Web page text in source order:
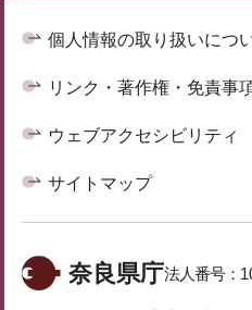
個人情報の取り扱いにつ
リンク・著作権・免責事
ウェブアクセシビリティ
サイトマップ
奈良県庁法人番号：